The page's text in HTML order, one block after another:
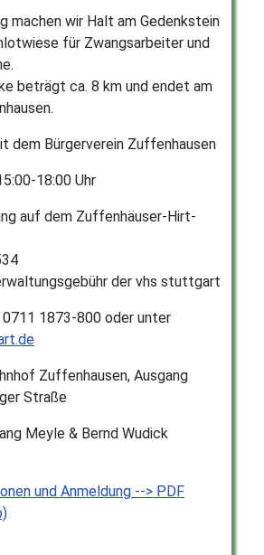
machen wir Halt am Gedenkstein
für Zwangsarbeiter und
beträgt ca. 8 km und endet am
dem Bürgerverein Zuffenhausen
18:00 Uhr
auf dem Zuffenhäuser-Hirt-
der vhs stuttgart
1873-800 oder unter
Zuffenhausen, Ausgang
Straße
Meyle & Bernd Wudick
und Anmeldung --> PDF